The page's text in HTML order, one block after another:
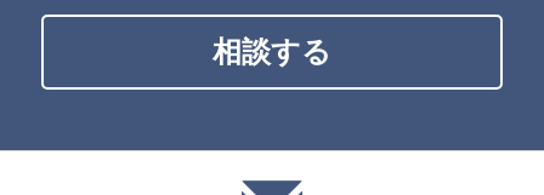
相談する